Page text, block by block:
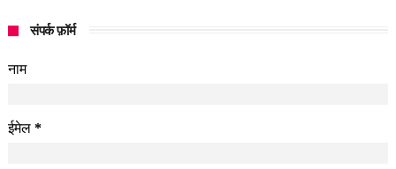
संपर्क फ़ॉर्म
नाम
ईमेल *